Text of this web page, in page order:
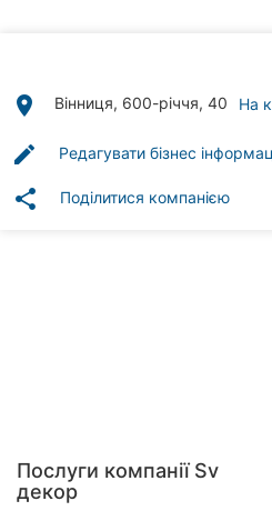
рубрики
Хмельницький
place Вінниця, 600-річчя, 40 На
edit Редагувати бізнес
share Поділитися компанією
Послуги компанії Sv
декор